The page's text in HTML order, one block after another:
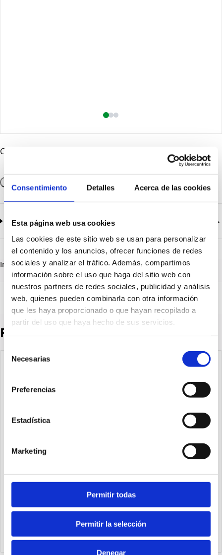
Consentimiento Detalles Acerca de las cookies
Esta página web usa cookies
Las cookies de este sitio web se usan para personalizar
el contenido y los anuncios, ofrecer funciones de redes
sociales y analizar el tráfico. Además, compartimos
información sobre el uso que haga del sitio web con
nuestros partners de redes sociales, publicidad y análisis
web, quienes pueden combinarla con otra información
que les haya proporcionado o que hayan recopilado a
partir del uso que haya hecho de sus servicios.
Necesarias
Preferencias
Estadística
Marketing
Permitir todas
Permitir la selección
Denegar
Cantidad
Documentación
CatalogoGeneral-EN.pdf
Descargar
Serie_1500_Ecompact.pdf
Descargar
Información destacada Detalles técnicosVista 3D
Productos destacados
K5730.128.48.PN
Módulo PROFINET 128IN-128OUT (48 fijos)